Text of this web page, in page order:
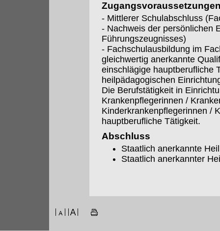
- Mittlerer Schulabschluss
- Nachweis der persönlichen
Führungszeugnisses)
- Fachschulausbildung im
gleichwertig anerkannte
einschlägige hauptberufliche
heilpädagogischen
Die Berufstätigkeit in
Krankenpflegerinnen /
Kinderkrankenpflegerinnen /
hauptberufliche Tätigkeit.
Abschluss
Staatlich anerkannte
Staatlich anerkannter